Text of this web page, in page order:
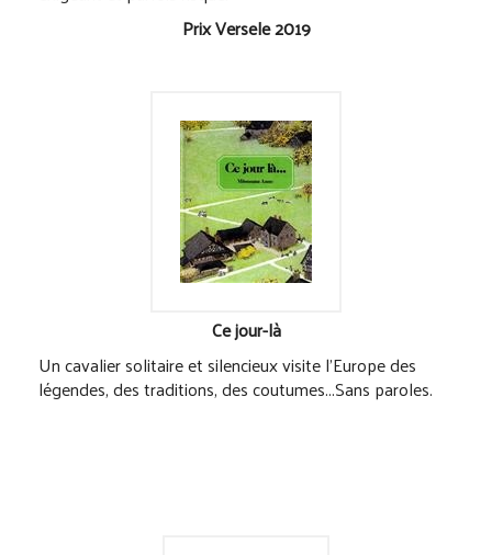
Prix Versele 2019
Ce jour-là
Un cavalier solitaire et silencieux visite l'Europe des
légendes, des traditions, des coutumes...Sans paroles.